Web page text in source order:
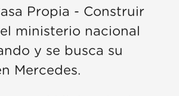
Propia - Construir
ministerio nacional
y se busca su
Mercedes.